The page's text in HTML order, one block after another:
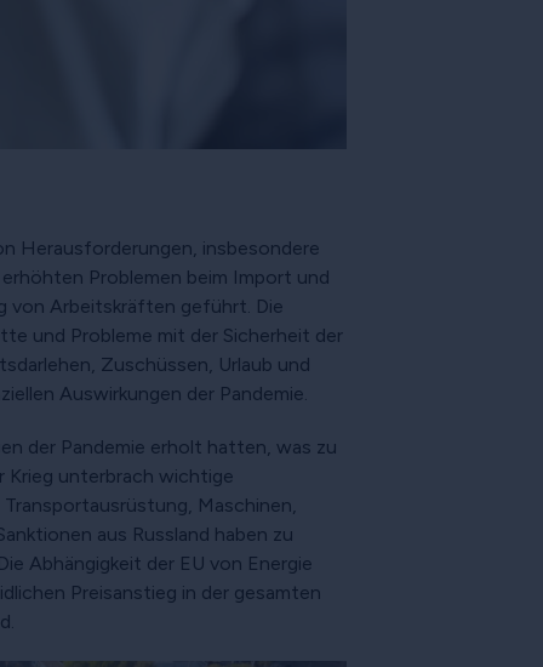
Herausforderungen, insbesondere
Problemen beim Import und
von Arbeitskräften geführt. Die
und Probleme mit der Sicherheit der
Zuschüssen, Urlaub und
Auswirkungen der Pandemie.
der Pandemie erholt hatten, was zu
Krieg unterbrach wichtige
Maschinen,
aus Russland haben zu
Abhängigkeit der EU von Energie
Preisanstieg in der gesamten